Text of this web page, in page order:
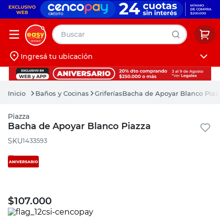
Buscar
Iniciá sesión
Ingresá tu ubicación
Baños y Cocinas GriferíasBacha de Apoyar Blanco
Piazza
Bacha de Apoyar Blanco Piazza
:1433593
$107.000
muebles
pintura
escritorio
puertas